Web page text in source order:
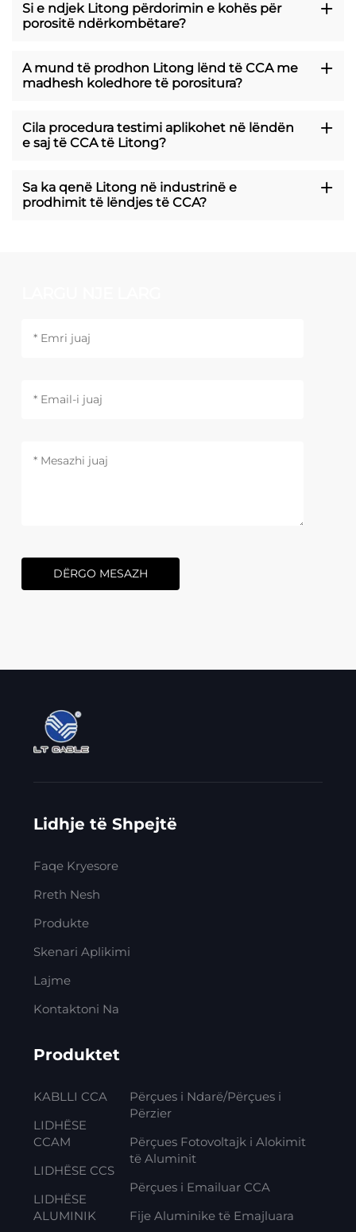
Si e ndjek Litong përdorimin e kohës për
porositë ndërkombëtare?
A mund të prodhon Litong lënd të CCA me
madhesh koledhore të porositura?
Cila procedura testimi aplikohet në lëndën
e saj të CCA të Litong?
Sa ka qenë Litong në industrinë e
prodhimit të lëndjes të CCA?
DËRGO MESAZH
Lidhje të Shpejtë
Faqe Kryesore
Rreth Nesh
Produkte
Skenari Aplikimi
Lajme
Kontaktoni Na
Produktet
KABLLI CCA
LIDHËSE
CCAM
LIDHËSE CCS
LIDHËSE
ALUMINIK
Përçues i Ndarë/Përçues i
Përzier
Përçues Fotovoltajk i Alokimit
të Aluminit
Përçues i Emailuar CCA
Fije Aluminike të Emajluara